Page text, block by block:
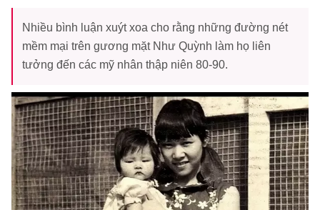
Nhiều bình luận xuýt xoa cho rằng những đường nét
mềm mại trên gương mặt Như Quỳnh làm họ liên
tưởng đến các mỹ nhân thập niên 80-90.